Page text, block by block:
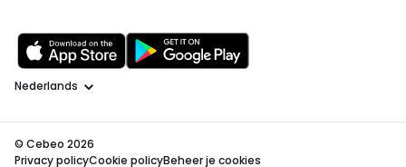
Taal
© Cebeo 2026
Privacy policyCookie policyBeheer je cookies